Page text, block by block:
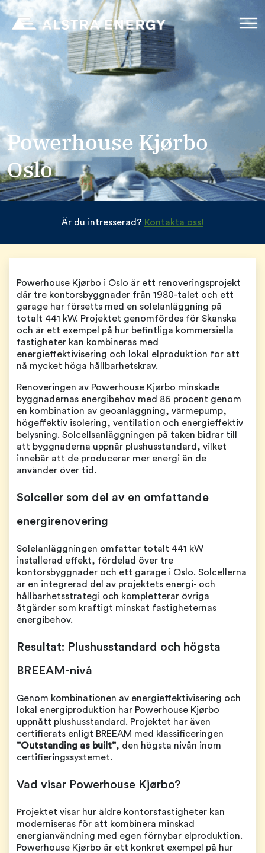
Powerhouse Kjørbo
Oslo
Är du intresserad? Kontakta oss!
Powerhouse Kjørbo i Oslo är ett renoveringsprojekt
där tre kontorsbyggnader från 1980-talet och ett
garage har försetts med en solelanläggning på
totalt 441 kW. Projektet genomfördes för Skanska
och är ett exempel på hur befintliga kommersiella
fastigheter kan kombineras med
energieffektivisering och lokal elproduktion för att
nå mycket höga hållbarhetskrav.
Renoveringen av Powerhouse Kjørbo minskade
byggnadernas energibehov med 86 procent genom
en kombination av geoanläggning, värmepump,
högeffektiv isolering, ventilation och energieffektiv
belysning. Solcellsanläggningen på taken bidrar till
att byggnaderna uppnår plushusstandard, vilket
innebär att de producerar mer energi än de
använder över tid.
Solceller som del av en omfattande
energirenovering
Solelanläggningen omfattar totalt 441 kW
installerad effekt, fördelad över tre
kontorsbyggnader och ett garage i Oslo. Solcellerna
är en integrerad del av projektets energi- och
hållbarhetsstrategi och kompletterar övriga
åtgärder som kraftigt minskat fastigheternas
energibehov.
Resultat: Plushusstandard och högsta
BREEAM-nivå
Genom kombinationen av energieffektivisering och
lokal energiproduktion har Powerhouse Kjørbo
uppnått plushusstandard. Projektet har även
certifierats enligt BREEAM med klassificeringen
”Outstanding as built”, den högsta nivån inom
certifieringssystemet.
Vad visar Powerhouse Kjørbo?
Projektet visar hur äldre kontorsfastigheter kan
moderniseras för att kombinera minskad
energianvändning med egen förnybar elproduktion.
Powerhouse Kjørbo är ett konkret exempel på hur